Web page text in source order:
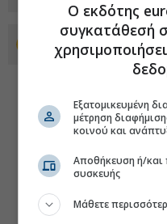
Προσθέστε το
Ο εκδότης
συγκατάθεσή
Εξατομικευμένη
μέτρηση
κοινού και
Αποθήκευση ή/και
συσκευής
Μάθετε